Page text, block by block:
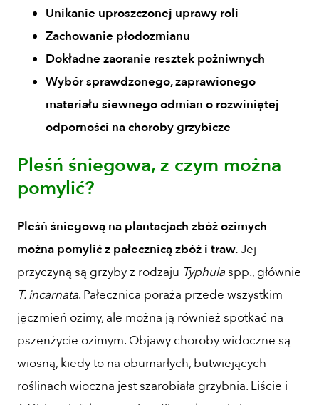
Unikanie uproszczonej uprawy roli
Zachowanie płodozmianu
Dokładne zaoranie resztek pożniwnych
Wybór sprawdzonego, zaprawionego
materiału siewnego odmian o rozwiniętej
odporności na choroby grzybicze
Pleśń śniegowa, z czym można
pomylić?
Pleśń śniegową na plantacjach zbóż ozimych
można pomylić z pałecznicą zbóż i traw.Jej
przyczyną są grzyby z rodzaju Typhulaspp., głównie
T. incarnata. Pałecznica poraża przede wszystkim
jęczmień ozimy, ale można ją również spotkać na
pszenżycie ozimym. Objawy choroby widoczne są
wiosną, kiedy to na obumarłych, butwiejących
roślinach wioczna jest szarobiała grzybnia. Liście i